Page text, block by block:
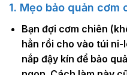
1. Mẹo bảo quản
Bạn đợi cơm chiên
hẳn rồi cho vào túi
nắp đậy kín để bảo